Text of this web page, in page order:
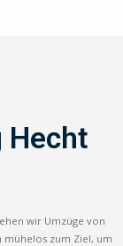
Hecht
wir Umzüge von
mühelos zum Ziel, um